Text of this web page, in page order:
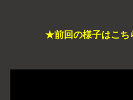
★前回の様子はこ